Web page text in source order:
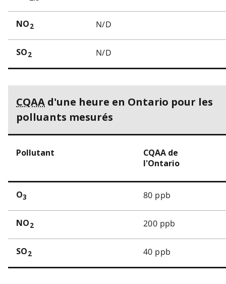
NO 2 N/D
SO 2 N/D
CQAA d'une heure en Ontario pour les
polluants mesurés
Pollutant
CQAA de
l'Ontario
O3 80 ppb
NO 2 200 ppb
SO 2 40 ppb